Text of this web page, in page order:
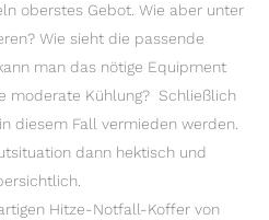
oberstes Gebot. Wie aber unter
Wie sieht die passende
man das nötige Equipment
moderate Kühlung? Schließlich
diesem Fall vermieden werden.
dann hektisch und
Hitze-Notfall-Koffer von